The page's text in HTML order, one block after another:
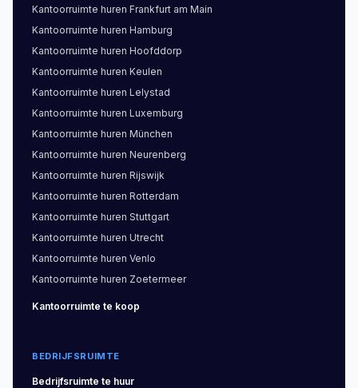
Kantoorruimte huren Frankfurt am Main
Kantoorruimte huren Hamburg
Kantoorruimte huren Hoofddorp
Kantoorruimte huren Keulen
Kantoorruimte huren Lelystad
Kantoorruimte huren Luxemburg
Kantoorruimte huren München
Kantoorruimte huren Neurenberg
Kantoorruimte huren Rijswijk
Kantoorruimte huren Rotterdam
Kantoorruimte huren Stuttgart
Kantoorruimte huren Utrecht
Kantoorruimte huren Venlo
Kantoorruimte huren Zoetermeer
Kantoorruimte te koop
BEDRIJFSRUIMTE
Bedrijfsruimte te huur